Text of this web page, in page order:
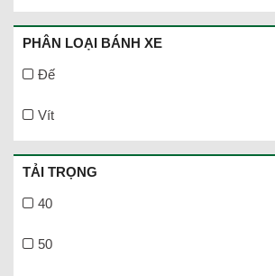
PHÂN LOẠI BÁNH XE
Đế
Vít
TẢI TRỌNG
40
50